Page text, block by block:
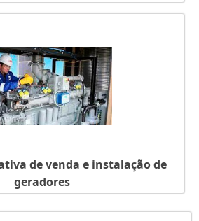
de venda e instalação de
geradores